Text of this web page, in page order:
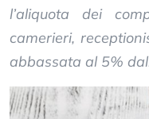
l’aliquota dei
camerieri,
abbassata al 5%